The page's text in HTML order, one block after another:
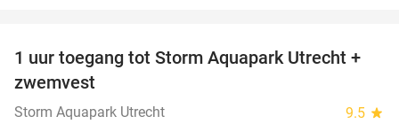
31%
1 uur toegang tot Storm Aquapark Utrecht +
zwemvest
Storm Aquapark Utrecht 9.5 star